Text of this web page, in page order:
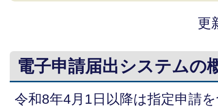
更
電子申請届出システムの
令和8年4月1日以降は指定申請